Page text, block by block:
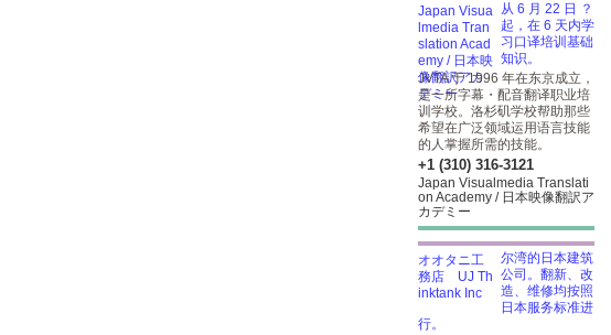
从 6 月 22 日 ？
起，在 6 天内学
习口译培训基础
知识。
JVTA 于 1996 年在东京成立，
是一所字幕・配音翻译职业培
训学校。洛杉矶学校帮助那些
希望在广泛领域运用语言技能
的人掌握所需的技能。
+1 (310) 316-3121
Japan Visualmedia Translati
on Academy / 日本映像翻訳ア
カデミー
尔湾的日本建筑
公司。翻新、改
造、维修均按照
日本服务标准进
行。